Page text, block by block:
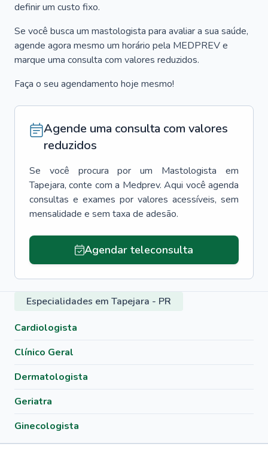
definir um custo fixo.
Se você busca um mastologista para avaliar a sua saúde,
agende agora mesmo um horário pela MEDPREV e
marque uma consulta com valores reduzidos.
Faça o seu agendamento hoje mesmo!
Agende uma consulta com valores
reduzidos
Se você procura por um Mastologista
em
Tapejara, conte com a Medprev. Aqui você agenda
consultas e exames por valores acessíveis, sem
mensalidade e sem taxa de adesão.
Agendar teleconsulta
Especialidades em Tapejara - PR
Cardiologista
Clínico Geral
Dermatologista
Geriatra
Ginecologista